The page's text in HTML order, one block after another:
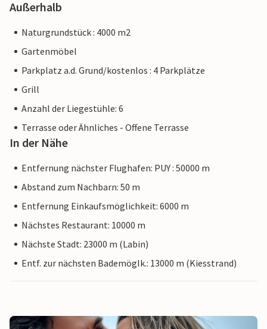
Außerhalb
Naturgrundstück : 4000 m2
Gartenmöbel
Parkplatz a.d. Grund/kostenlos : 4 Parkplätze
Grill
Anzahl der Liegestühle: 6
Terrasse oder Ähnliches - Offene Terrasse
In der Nähe
Entfernung nächster Flughafen: PUY : 50000 m
Abstand zum Nachbarn: 50 m
Entfernung Einkaufsmöglichkeit: 6000 m
Nächstes Restaurant: 10000 m
Nächste Stadt: 23000 m (Labin)
Entf. zur nächsten Bademöglk.: 13000 m (Kiesstrand)